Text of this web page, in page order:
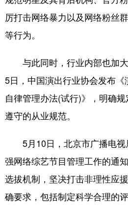
厉打击网络暴力以及网络粉丝
等行为。
与此同时，行业内部也加大
5日，中国演出行业协会发布
自律管理办法(试行)》，明确
遵守的从业规范。
5月10日，北京市广播电视
强网络综艺节目管理工作的通
选拔机制，坚决打击非理性应
确要求，包括制定科学合理的